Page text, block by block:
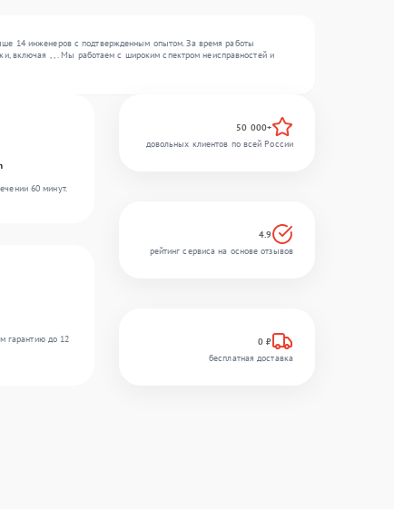
14 инженеров с подтвержденным опытом. За время работы
включая , , . Мы работаем с широким спектром неисправностей и
60 минут.
гарантию до 12
50 000+
довольных клиентов по всей России
4.9
рейтинг сервиса на основе отзывов
0 ₽
бесплатная доставка